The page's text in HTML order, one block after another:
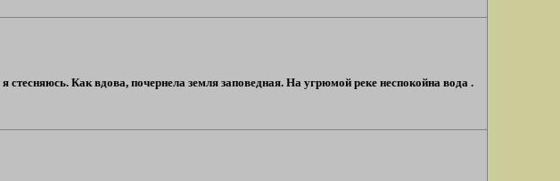
Как вдова, почернела земля заповедная. На угрюмой реке неспокойна вода .